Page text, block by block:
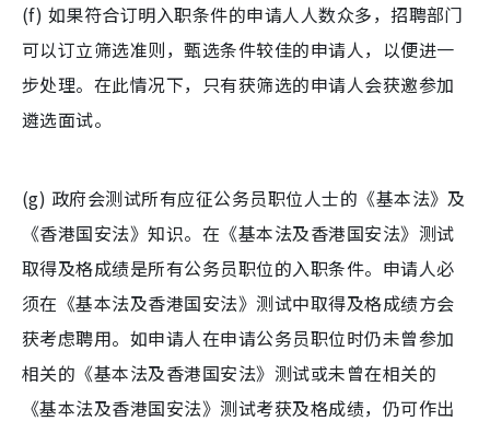
(f) 如果符合订明入职条件的申请人人数众多，招聘部门
可以订立筛选准则，甄选条件较佳的申请人，以便进一
步处理。在此情况下，只有获筛选的申请人会获邀参加
遴选面试。
(g) 政府会测试所有应征公务员职位人士的《基本法》及
《香港国安法》知识。在《基本法及香港国安法》测试
取得及格成绩是所有公务员职位的入职条件。申请人必
须在《基本法及香港国安法》测试中取得及格成绩方会
获考虑聘用。如申请人在申请公务员职位时仍未曾参加
相关的《基本法及香港国安法》测试或未曾在相关的
《基本法及香港国安法》测试考获及格成绩，仍可作出